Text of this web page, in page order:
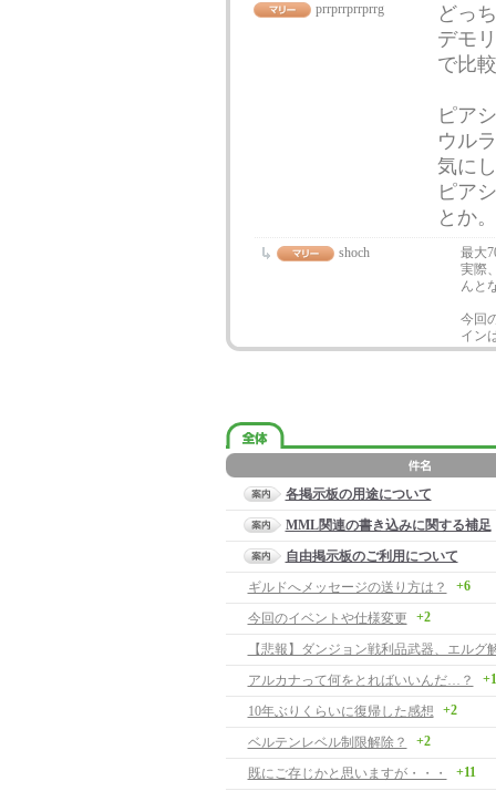
prrprrprrprrg
どっ
デモ
で比
ピア
ウル
気に
ピア
とか
shoch
最大
実際
んと
今回
イン
各掲示板の用途について
MML関連の書き込みに関する補足
自由掲示板のご利用について
ギルドへメッセージの送り方は？
+6
今回のイベントや仕様変更 +2
【悲報】ダンジョン戦利品武器、エルグ
アルカナって何をとればいいんだ…？
10年ぶりくらいに復帰した感想 +2
ベルテンレベル制限解除？ +2
既にご存じかと思いますが・・・ +11